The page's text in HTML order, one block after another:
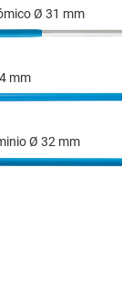
Ø 31 mm
mm
Ø 32 mm